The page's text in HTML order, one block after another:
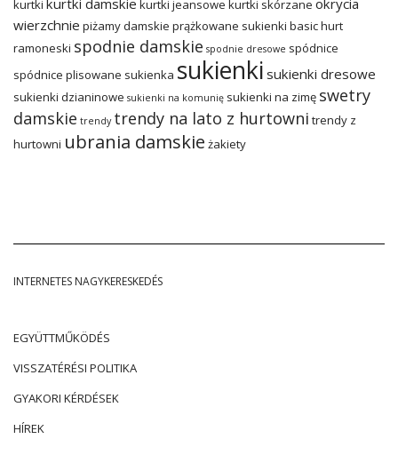
kurtki
kurtki jeansowe kurtki skórzane
wierzchnie piżamy damskie prążkowane sukienki basic hurt
ramoneski spodnie damskie spodnie dresowe spódnice
spódnice plisowane sukienka sukienki sukienki dresowe
sukienki dzianinowe sukienki na komunię sukienki na zimę swetry
damskie trendy trendy na lato z hurtowni trendy z
hurtowni ubrania damskie żakiety
INTERNETES NAGYKERESKEDÉS
EGYÜTTMŰKÖDÉS
VISSZATÉRÉSI POLITIKA
GYAKORI KÉRDÉSEK
HÍREK